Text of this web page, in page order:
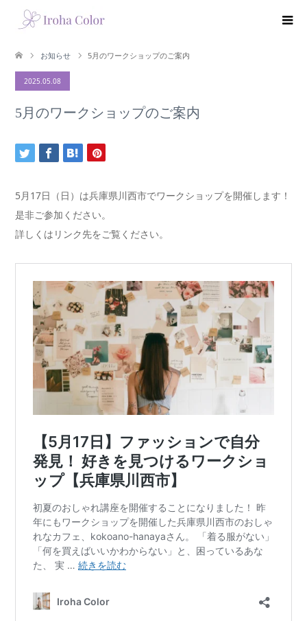
お知らせ 5月のワークショップのご案内
2025.05.08
5月のワークショップのご案内
5月17日（日）は兵庫県川西市でワークショップを開催します！
是非ご参加ください。
詳しくはリンク先をご覧ください。